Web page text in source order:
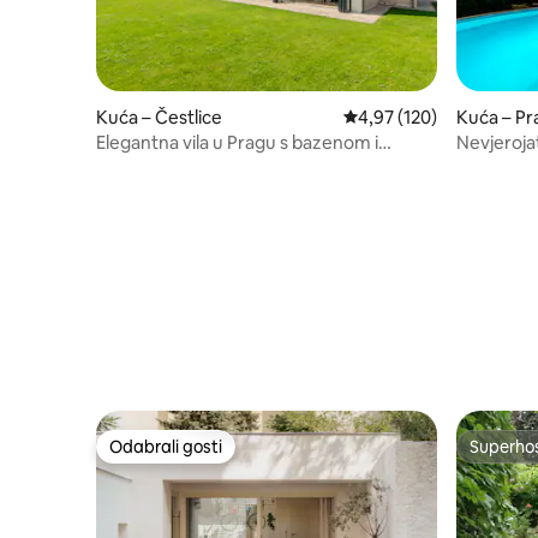
Kuća – Čestlice Prosječna ocjena: 4,97/
4,97 (120)
Elegantna vila u Pragu s bazenom i
Kuća –
Odabrali gosti
Odabrali gosti